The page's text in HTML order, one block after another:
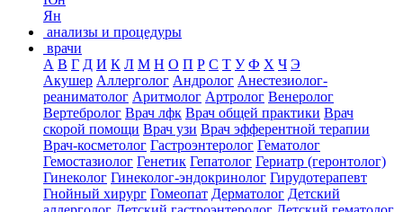
Ян
анализы и процедуры
врачи
А В Г Д И К Л М Н О П Р С Т У Ф Х Ч Э
Акушер Аллерголог Андролог Анестезиолог-
реаниматолог Аритмолог Артролог Венеролог
Вертебролог Врач лфк Врач общей практики Врач
скорой помощи Врач узи Врач эфферентной терапии
Врач-косметолог Гастроэнтеролог Гематолог
Гемостазиолог Генетик Гепатолог Гериатр (геронтолог)
Гинеколог Гинеколог-эндокринолог Гирудотерапевт
Гнойный хирург Гомеопат Дерматолог Детский